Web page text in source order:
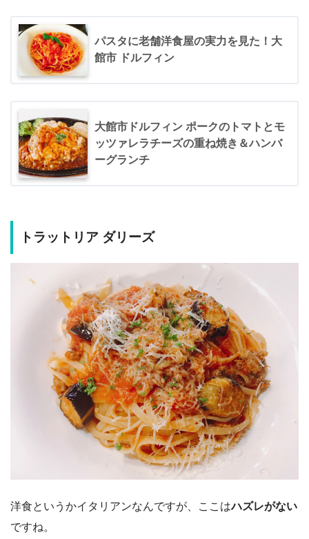
パスタに老舗洋食屋の実力を見た！大
館市 ドルフィン
大館市ドルフィン ポークのトマトとモ
ッツァレラチーズの重ね焼き＆ハンバ
ーグランチ
トラットリア ダリーズ
洋食というかイタリアンなんですが、ここはハズレがない
ですね。